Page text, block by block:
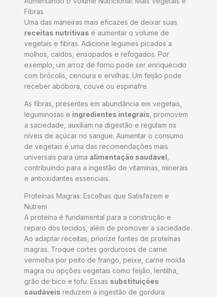
Fibras
Uma das maneiras mais eficazes de deixar suas
receitas nutritivas é aumentar o volume de
vegetais e fibras. Adicione legumes picados a
molhos, caldos, ensopados e refogados. Por
exemplo, um arroz de forno pode ser enriquecido
com brócolis, cenoura e ervilhas. Um feijão pode
receber abóbora, couve ou espinafre.
As fibras, presentes em abundância em vegetais,
leguminosas e ingredientes integrais , promovem
a saciedade, auxiliam na digestão e regulam os
níveis de açúcar no sangue. Aumentar o consumo
de vegetais é uma das recomendações mais
universais para uma alimentação saudável
contribuindo para a ingestão de vitaminas, minerais
e antioxidantes essenciais.
Proteínas Magras: Escolhas que Satisfazem e
Nutrem
A proteína é fundamental para a construção e
reparo dos tecidos, além de promover a saciedade.
Ao adaptar receitas, priorize fontes de proteínas
magras. Troque cortes gordurosos de carne
vermelha por peito de frango, peixe, carne moída
magra ou opções vegetais como feijão, lentilha,
grão de bico e tofu. Essas substituições
saudáveis reduzem a ingestão de gordura